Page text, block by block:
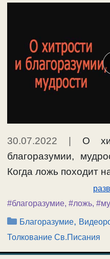
30.07.2022 | О
благоразумии,
Когда ложь походит
#благоразумие, #ложь,
Рубрики
Благоразумие,
Толкование Св.Писания